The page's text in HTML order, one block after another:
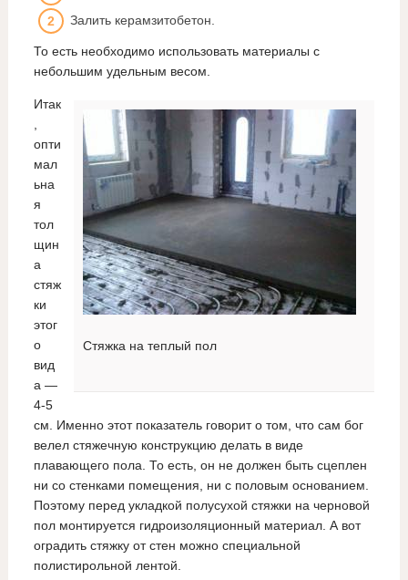
Залить керамзитобетон.
То есть необходимо использовать материалы с
небольшим удельным весом.
Стяжка на теплый пол
Итак
опти
мал
ьна
я
тол
щин
а
стяж
ки
этог
о
вид
а —
4-5
см. Именно этот показатель говорит о том, что сам бог
велел стяжечную конструкцию делать в виде
плавающего пола. То есть, он не должен быть сцеплен
ни со стенками помещения, ни с половым основанием.
Поэтому перед укладкой полусухой стяжки на черновой
пол монтируется гидроизоляционный материал. А вот
оградить стяжку от стен можно специальной
полистирольной лентой.